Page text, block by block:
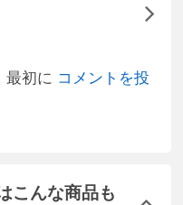
最初に コメントを投
こんな商品も